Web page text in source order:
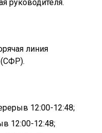
руководителя.
линия
(СФР).
12:00-12:48;
12:00-12:48;